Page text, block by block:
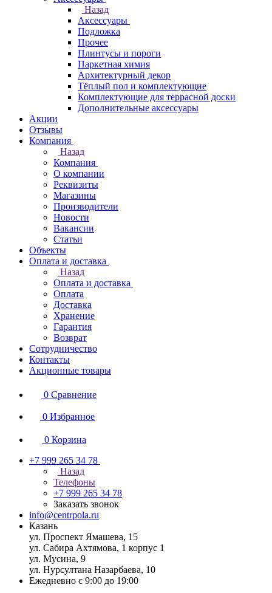
Назад
Аксессуары
Подложка
Прочее
Плинтусы и пороги
Паркетная химия
Архитектурный декор
Тёплый пол и комплектующие
Комплектующие для террасной доски
Дополнительные аксессуары
Акции
Отзывы
Компания
Назад
Компания
О компании
Реквизиты
Магазины
Производители
Новости
Вакансии
Статьи
Объекты
Оплата и доставка
Назад
Оплата и доставка
Оплата
Доставка
Хранение
Гарантия
Возврат
Сотрудничество
Контакты
Акционные товары
0 Сравнение
0 Избранное
0 Корзина
+7 999 265 34 78
Назад
Телефоны
+7 999 265 34 78
Заказать звонок
info@centrpola.ru
Казань
ул. Проспект Ямашева, 15
ул. Сабира Ахтямова, 1 корпус 1
ул. Мусина, 9
ул. Нурсултана Назарбаева, 10
Ежедневно с 9:00 до 19:00